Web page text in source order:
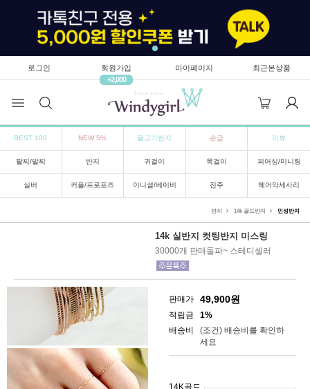
로그인
회원가입
+2,000
마이페이지 최근본상품
BEST 100 NEW 5% 물고기반지 순금 리뷰
팔찌/발찌 반지 귀걸이 목걸이 피어싱/미니링
실버 커플/프로포즈 이니셜/베이비 진주 헤어악세사리
반지 14k 골드반지 민성반지
14k 실반지 컷팅반지 미스링
30000개 판매돌파~ 스테디셀러
판매가 49,900원
적립금
1%
배송비
(조건) 배송비를 확인하
세요
14K골드